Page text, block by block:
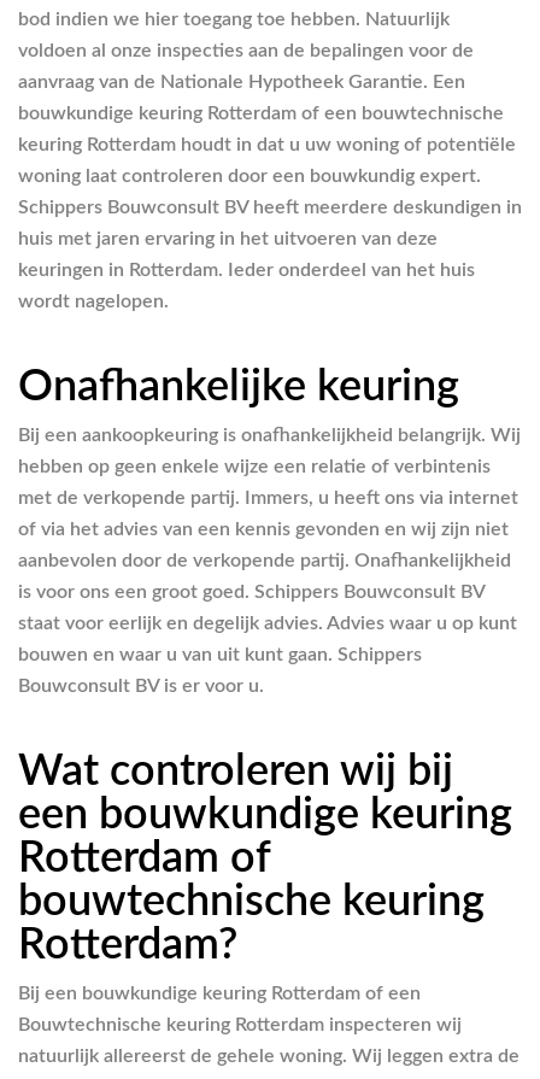
bod indien we hier toegang toe hebben. Natuurlijk
voldoen al onze inspecties aan de bepalingen voor de
aanvraag van de Nationale Hypotheek Garantie. Een
bouwkundige keuring Rotterdam of een bouwtechnische
keuring Rotterdam houdt in dat u uw woning of potentiële
woning laat controleren door een bouwkundig expert.
Schippers Bouwconsult BV heeft meerdere deskundigen in
huis met jaren ervaring in het uitvoeren van deze
keuringen in Rotterdam. Ieder onderdeel van het huis
wordt nagelopen.
Onafhankelijke keuring
Bij een aankoopkeuring is onafhankelijkheid belangrijk. Wij
hebben op geen enkele wijze een relatie of verbintenis
met de verkopende partij. Immers, u heeft ons via internet
of via het advies van een kennis gevonden en wij zijn niet
aanbevolen door de verkopende partij. Onafhankelijkheid
is voor ons een groot goed. Schippers Bouwconsult BV
staat voor eerlijk en degelijk advies. Advies waar u op kunt
bouwen en waar u van uit kunt gaan. Schippers
Bouwconsult BV is er voor u.
Wat controleren wij bij
een bouwkundige keuring
Rotterdam of
bouwtechnische keuring
Rotterdam?
Bij een bouwkundige keuring Rotterdam of een
Bouwtechnische keuring Rotterdam inspecteren wij
natuurlijk allereerst de gehele woning. Wij leggen extra de